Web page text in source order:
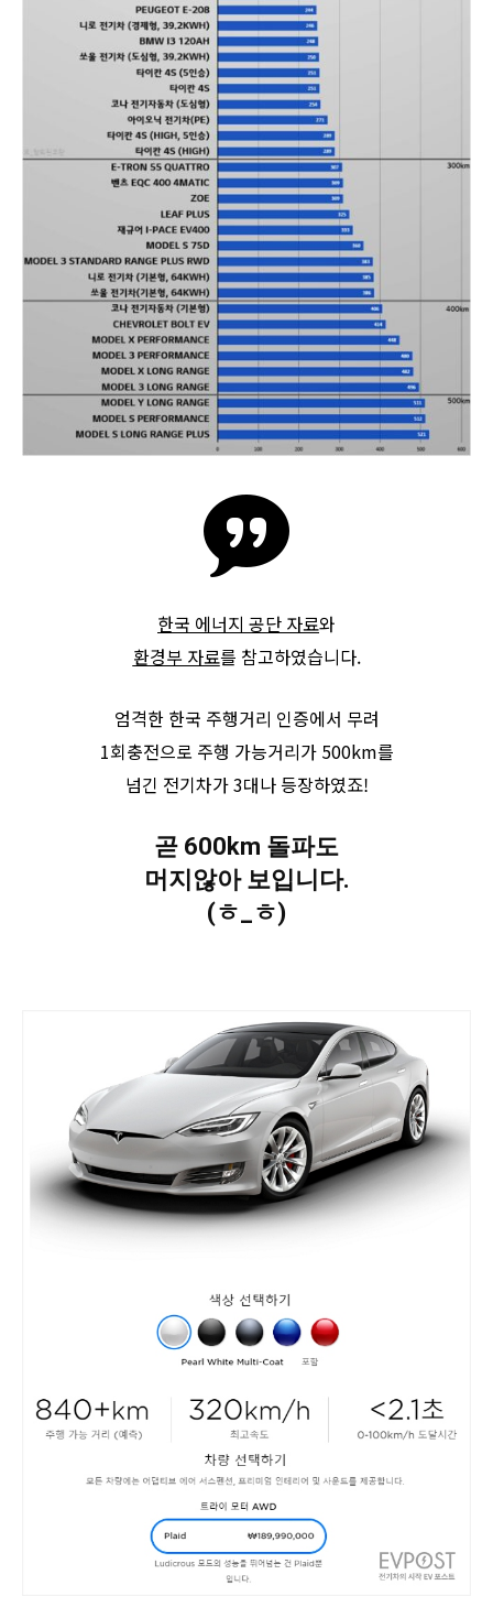
한국 에너지 공단 자료와
환경부 자료를 참고하였습니다.
엄격한 한국 주행거리 인증에서 무려
1회충전으로 주행 가능거리가 500km를
넘긴 전기차가 3대나 등장하였죠!
곧 600km 돌파도
머지않아 보입니다.
(ㅎ_ㅎ)